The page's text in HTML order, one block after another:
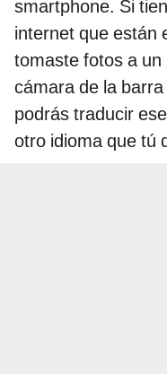
smartphone. Si
internet que están
tomaste fotos a
cámara de la
podrás traducir
otro idioma que tú